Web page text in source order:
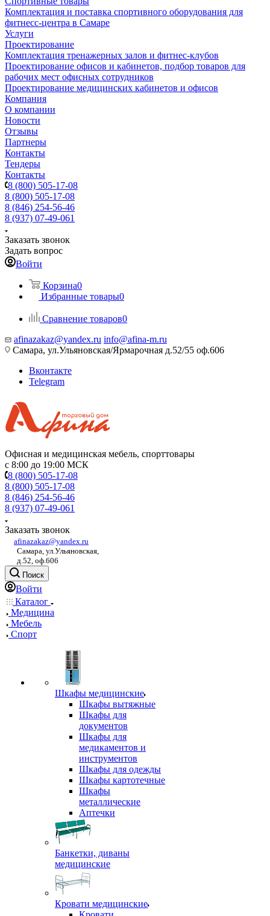
Комплектация и поставка спортивного оборудования для
фитнесс-центра в Самаре
Услуги
Проектирование
Комплектация тренажерных залов и фитнес-клубов
Проектирование офисов и кабинетов, подбор товаров для
рабочих мест офисных сотрудников
Проектирование медицинских кабинетов и офисов
Компания
О компании
Новости
Отзывы
Партнеры
Контакты
Тендеры
Контакты
8 (800) 505-17-08
8 (800) 505-17-08
8 (846) 254-56-46
8 (937) 07-49-061
Заказать звонок
Задать вопрос
Войти
Корзина0
Избранные товары0
Сравнение товаров0
afinazakaz@yandex.ru info@afina-m.ru
Самара, ул.Ульяновская/Ярмарочная д.52/55 оф.606
Вконтакте
Telegram
Офисная и медицинская мебель, спорттовары
с 8:00 до 19:00 МСК
8 (800) 505-17-08
8 (800) 505-17-08
8 (846) 254-56-46
8 (937) 07-49-061
Заказать звонок
afinazakaz@yandex.ru
Самара, ул.Ульяновская,
д.52, оф.606
Поиск
Войти
Каталог
Медицина
Мебель
Спорт
Шкафы медицинские
Шкафы вытяжные
Шкафы для
документов
Шкафы для
медикаментов и
инструментов
Шкафы для одежды
Шкафы картотечные
Шкафы
металлические
Аптечки
Банкетки, диваны
медицинские
Кровати медицинские